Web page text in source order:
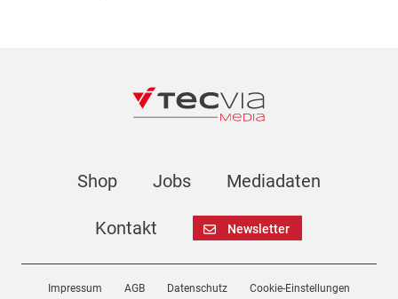
Shop Jobs Mediadaten
Kontakt Newsletter
Impressum AGB Datenschutz Cookie-Einstellungen